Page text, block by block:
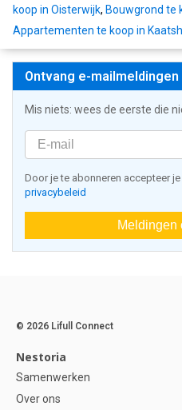
koop in Oisterwijk, Bouwgrond te
Appartementen te koop in
Ontvang e-mailmeldingen
Mis niets: wees de eerste die
Door je te abonneren accepteer
privacybeleid
Meldingen
© 2026 Lifull Connect
Nestoria
Samenwerken
Over ons